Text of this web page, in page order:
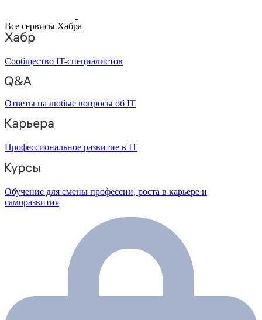
Все сервисы Хабра
Сообщество IT-специалистов
Ответы на любые вопросы об IT
Профессиональное развитие в IT
Обучение для смены профессии, роста в карьере и
саморазвития